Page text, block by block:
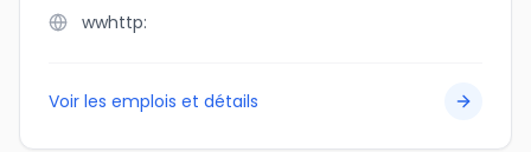
wwhttp:
Voir les emplois et détails